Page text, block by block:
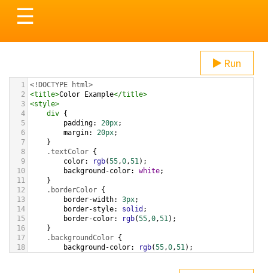
Toggle
navigation
☰
Run
1 <!DOCTYPE html>
2
<title>Color Example</title>
3 <style>
4
div {
5
padding: 20px;
6
margin: 20px;
7
}
8
.textColor {
9
color: rgb(55,0,51);
10
background-color: white;
11
}
12
.borderColor {
13
border-width: 3px;
14
border-style: solid ;
15
border-color: rgb(55,0,51);
16
}
17
.backgroundColor {
18
background-color: rgb(55,0,51);